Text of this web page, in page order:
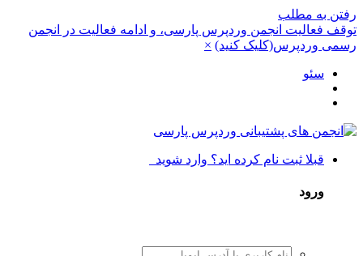
به مطلب
فعالیت انجمن وردپرس پارسی، و ادامه فعالیت در انجمن
وردپرس(کلیک کنید)
×
سئو
قبلا ثبت نام کرده اید؟ وارد شوید